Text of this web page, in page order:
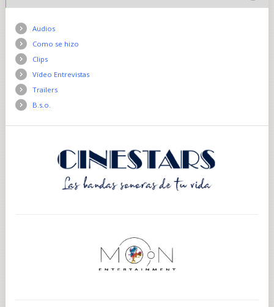
Audios
Como se hizo
Clips
Vídeo Entrevistas
Trailers
B.s.o.